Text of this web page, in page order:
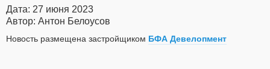
Дата: 27 июня 2023
Автор: Антон Белоусов
Новость размещена застройщиком БФА Девелопмент